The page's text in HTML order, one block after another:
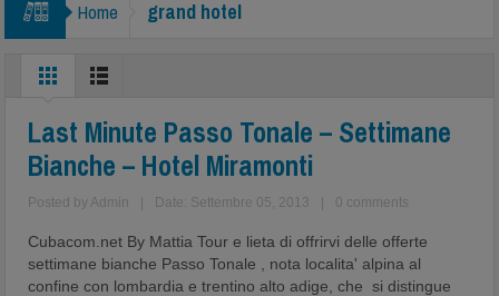
Home grand hotel
Last Minute Passo Tonale – Settimane
Bianche – Hotel Miramonti
Posted by Admin Date: Settembre 05, 2013 0 comments
Cubacom.net By Mattia Tour e lieta di offrirvi delle offerte
settimane bianche Passo Tonale , nota localita' alpina al
confine con lombardia e trentino alto adige, che si distingue